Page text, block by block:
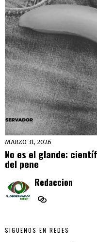
MARZO 31, 2026
No es el glande:
del pene
Redaccion
SIGUENOS EN REDES